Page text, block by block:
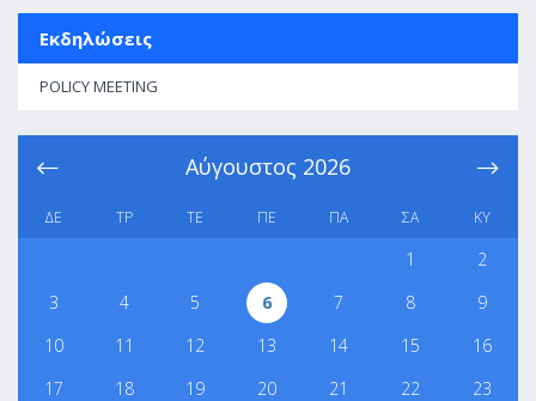
Εκδηλώσεις
POLICY MEETING
Αύγουστος 2026
ΔΕ ΤΡ ΤΕ ΠΕ ΠΑ ΣΑ ΚΥ
1
2
3
4 5 6 7 8
9
10
11 12 13 14 15
16
17
18 19 20 21 22
23